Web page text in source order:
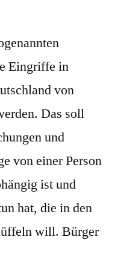
Eingriffe in
von
Das soll
und
von einer Person
ist und
hat, die in den
will. Bürger